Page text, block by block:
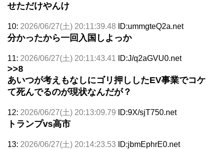
せただけやんけ
10: 2026/06/27(土) 20:11:39.48 ID:ummgteQ2a.net
分かったから一回入国しよっか
11: 2026/06/27(土) 20:11:43.41 ID:J/q2aGVU0.net
>>8
あいつが考えもなしにゴリ押ししたEV事業でコケ
て死んでるのが現状なんだが？
12: 2026/06/27(土) 20:13:09.79 ID:9X/sjT750.net
トランプvs高市
13: 2026/06/27(土) 20:14:23.53 ID:jbmEphrE0.net